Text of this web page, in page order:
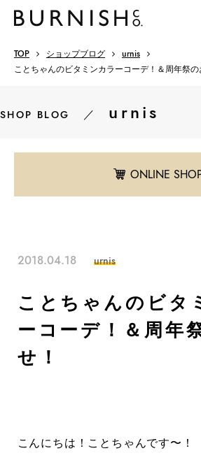
TOP ショップブログ
urnis
ことちゃんのビタミンカラーコーデ！＆周年祭の
SHOP BLOG ／ urnis
ONLINE
2018.04.18 urnis
ことちゃんのビタ
ーコーデ！＆周年
せ！
こんにちは！ことちゃんです〜！